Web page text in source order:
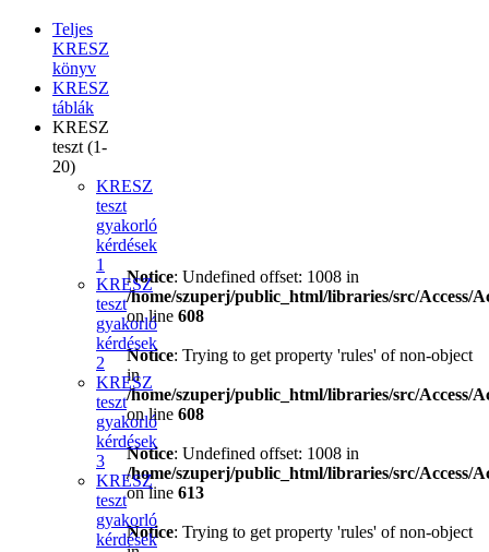
Notice: Undefined offset: 1008 in
/home/szuperj/public_html/libraries/src/Access/
on line 608
Notice: Trying to get property 'rules' of non-object
in
/home/szuperj/public_html/libraries/src/Access/
on line 608
Notice: Undefined offset: 1008 in
/home/szuperj/public_html/libraries/src/Access/
on line 613
Notice: Trying to get property 'rules' of non-object
Teljes
KRESZ
könyv
KRESZ
táblák
KRESZ
teszt (1-
20)
KRESZ
teszt
gyakorló
kérdések
1
KRESZ
teszt
gyakorló
kérdések
2
KRESZ
teszt
gyakorló
kérdések
3
KRESZ
teszt
gyakorló
kérdések